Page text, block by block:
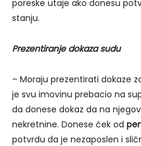
poreske utaje ako donesu
stanju.
Prezentiranje dokaza sudu
– Moraju prezentirati dokaze
je svu imovinu prebacio na
da donese dokaz da na
nekretnine. Donese ček od
potvrdu da je nezaposlen i